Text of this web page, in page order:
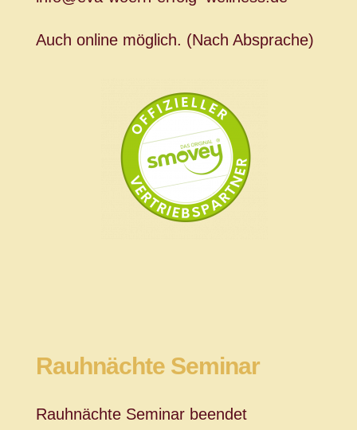
Auch online möglich. (Nach Absprache)
Rauhnächte Seminar
Rauhnächte Seminar beendet